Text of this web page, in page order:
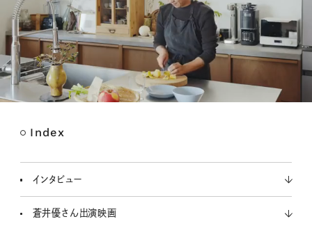
Index
インタビュー
蒼井優さん出演映画